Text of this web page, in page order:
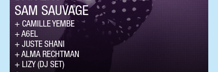
SAM SAUVAGE
CAMILLE YEMBE
A6EL
JUSTE SHANI
ALMA RECHTMAN
LIZY (DJ SET)